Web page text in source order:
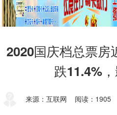
2020国庆档总票房
跌11.4%
来源：互联网 阅读：1905